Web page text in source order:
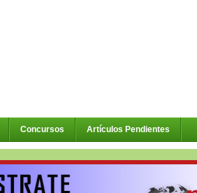
Concursos Artículos Pendientes